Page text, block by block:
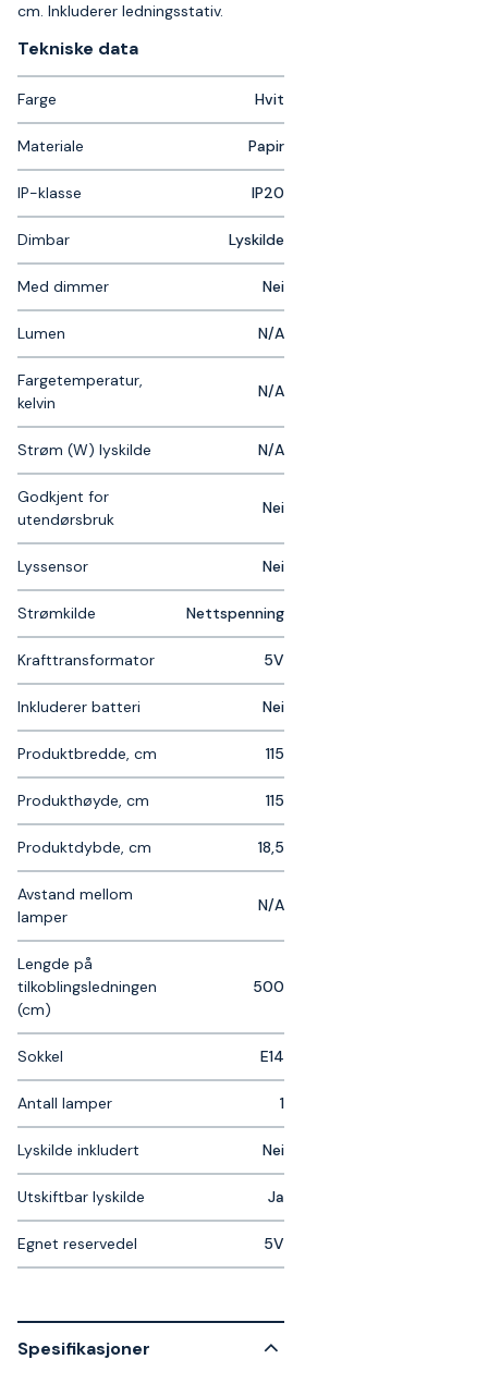
cm. Inkluderer ledningsstativ.
Tekniske data​
Farge Hvit
Materiale Papir
IP-klasse IP20
Dimbar Lyskilde
Med dimmer Nei
Lumen N/A
Fargetemperatur,
kelvin
N/A
Strøm (W) lyskilde N/A
Godkjent for
utendørsbruk
Nei
Lyssensor Nei
Strømkilde Nettspenning
Krafttransformator 5V
Inkluderer batteri Nei
Produktbredde, cm 115
Produkthøyde, cm 115
Produktdybde, cm 18,5
Avstand mellom
lamper
N/A
Lengde på
tilkoblingsledningen
(cm)
500
Sokkel E14
Antall lamper 1
Lyskilde inkludert Nei
Utskiftbar lyskilde Ja
Egnet reservedel 5V
Spesifikasjoner